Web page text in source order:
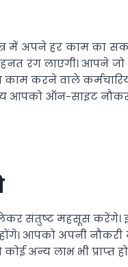
में अपने हर काम का
रंग लाएगी। आपने
करने वाले
आपको ऑन-साइट
संतुष्‍ट महसूस करेंगे।
होंगे। आपको अपनी
अन्‍य लाभ भी प्राप्‍त